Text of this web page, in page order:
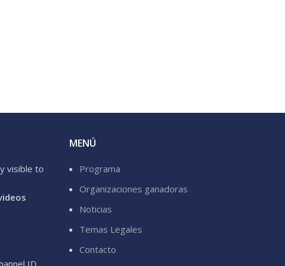
visible to
MENÚ
Programa
Organizaciones ganadoras
Noticias
Temas Legales
Contacto